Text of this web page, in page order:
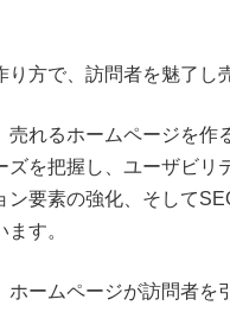
方で、訪問者を魅了し
売れるホームページを
ズを把握し、ユーザビ
ン要素の強化、そして
す。
ホームページが訪問者